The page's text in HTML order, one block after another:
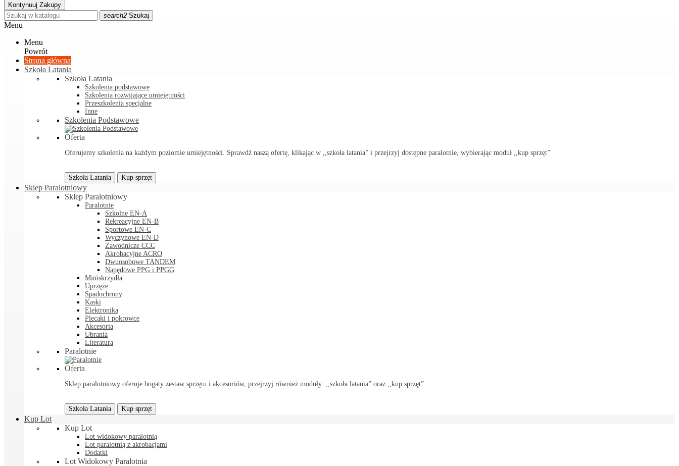
Kontynuuj Zakupy
search2 Szukaj
Menu
Menu
Powrót
Strona główna
Szkoła Latania
Szkoła Latania
Szkolenia podstawowe
Szkolenia rozwijające umiejętności
Przeszkolenia specjalne
Inne
Szkolenia Podstawowe
Oferta
Oferujemy szkolenia na każdym poziomie umiejętności. Sprawdź naszą ofertę, klikając w ,,szkoła latania” i przejrzyj dostępne paralotnie, wybierając moduł ,,kup sprzęt”
Szkoła Latania Kup sprzęt
Sklep Paralotniowy
Sklep Paralotniowy
Paralotnie
Szkolne EN-A
Rekreacyjne EN-B
Sportowe EN-C
Wyczynowe EN-D
Zawodnicze CCC
Akrobacyjne ACRO
Dwuosobowe TANDEM
Napędowe PPG i PPGG
Miniskrzydła
Uprzęże
Spadochrony
Kaski
Elektronika
Plecaki i pokrowce
Akcesoria
Ubrania
Literatura
Paralotnie
Oferta
Sklep paralotniowy oferuje bogaty zestaw sprzętu i akcesoriów, przejrzyj również moduły: ,,szkoła latania” oraz ,,kup sprzęt”
Szkoła Latania Kup sprzęt
Kup Lot
Kup Lot
Lot widokowy paralotnią
Lot paralotnią z akrobacjami
Dodatki
Lot Widokowy Paralotnia